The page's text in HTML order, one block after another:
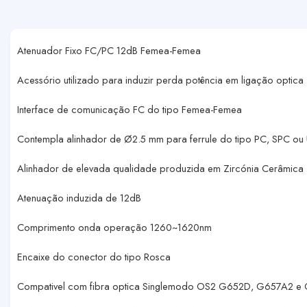
Atenuador Fixo FC/PC 12dB Femea-Femea
Acessório utilizado para induzir perda potência em ligação optica
Interface de comunicação FC do tipo Femea-Femea
Contempla alinhador de Ø2.5 mm para ferrule do tipo PC, SPC ou
Alinhador de elevada qualidade produzida em Zircónia Cerâmica
Atenuação induzida de 12dB
Comprimento onda operação 1260~1620nm
Encaixe do conector do tipo Rosca
Compativel com fibra optica Singlemodo OS2 G652D, G657A2 e